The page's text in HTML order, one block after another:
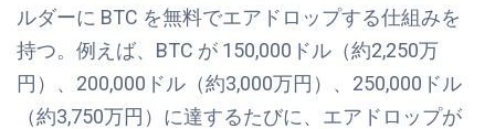
ルダーに BTC を無料でエアドロップする仕組みを
持つ。例えば、BTC が 150,000ドル（約2,250万
円）、200,000ドル（約3,000万円）、250,000ドル
（約3,750万円）に達するたびに、エアドロップが